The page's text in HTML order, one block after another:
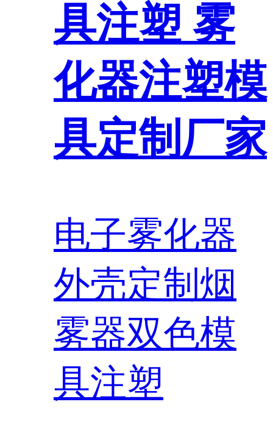
具注塑 雾
化器注塑模
具定制厂家
电子雾化器
外壳定制烟
雾器双色模
具注塑